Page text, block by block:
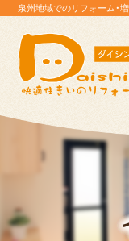
泉州地域でのリフォーム・